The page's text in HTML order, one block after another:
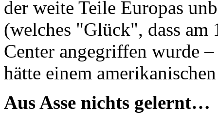
der weite Teile Europas
(welches "Glück", dass
Center angegriffen wurde
hätte einem
Aus Asse nichts gelernt…